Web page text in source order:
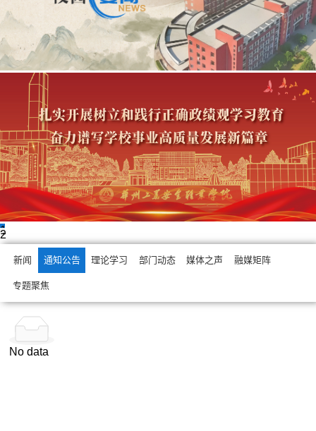
1
2
新闻 通知公告 理论学习 部门动态 媒体之声 融媒矩阵
专题聚焦
No data